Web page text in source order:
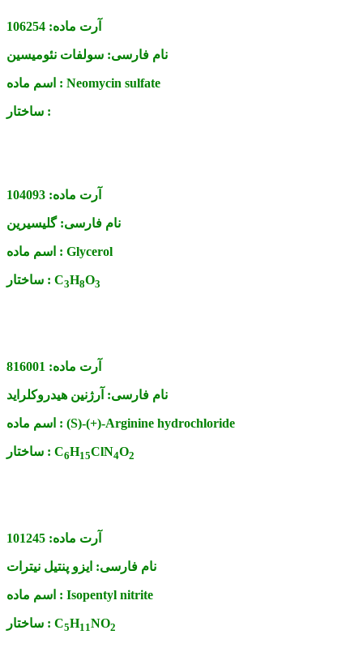
آرت ماده: 106254
نام فارسی: سولفات نئومیسین
اسم ماده : Neomycin sulfate
ساختار :
آرت ماده: 104093
نام فارسی: گلیسیرین
اسم ماده : Glycerol
ساختار : C3H8O3
آرت ماده: 816001
نام فارسی: آرژنین هیدروکلراید
اسم ماده : (S)-(+)-Arginine hydrochloride
ساختار : C6H15ClN4O2
آرت ماده: 101245
نام فارسی: ایزو پنتیل نیترات
اسم ماده : Isopentyl nitrite
ساختار : C5H11NO2